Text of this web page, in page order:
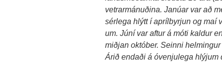
vetrarmánuðina. Janúar var að
sérlega hlýtt í aprílbyrjun og maí
um. Júní var aftur á móti kaldur
miðjan október. Seinni
Árið endaði á óvenjulega hlýjum